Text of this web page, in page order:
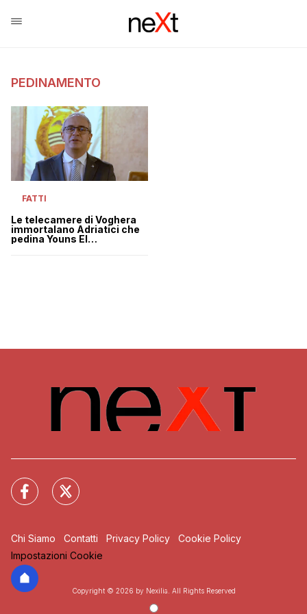
PEDINAMENTO
FATTI
Le telecamere di Voghera
immortalano Adriatici che
pedina Youns El
Chi Siamo Contatti Privacy Policy
Cookie Policy
Impostazioni Cookie
Copyright © 2026 by Nexilia. All Rights Reserved